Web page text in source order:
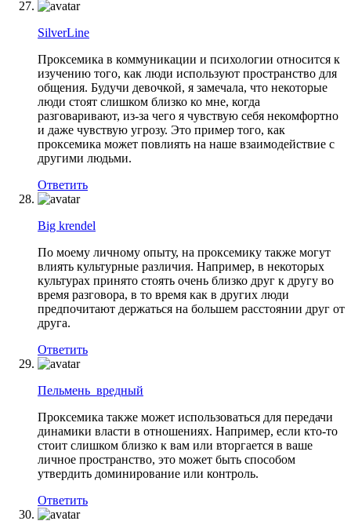
SilverLine
Проксемика в коммуникации и психологии относится к
изучению того, как люди используют пространство для
общения. Будучи девочкой, я замечала, что некоторые
люди стоят слишком близко ко мне, когда
разговаривают, из-за чего я чувствую себя некомфортно
и даже чувствую угрозу. Это пример того, как
проксемика может повлиять на наше взаимодействие с
другими людьми.
Ответить
Big krendel
По моему личному опыту, на проксемику также могут
влиять культурные различия. Например, в некоторых
культурах принято стоять очень близко друг к другу во
время разговора, в то время как в других люди
предпочитают держаться на большем расстоянии друг от
друга.
Ответить
Пельмень_вредный
Проксемика также может использоваться для передачи
динамики власти в отношениях. Например, если кто-то
стоит слишком близко к вам или вторгается в ваше
личное пространство, это может быть способом
утвердить доминирование или контроль.
Ответить